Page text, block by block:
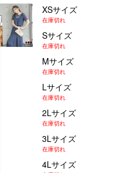
XSサイズ
在庫切れ
Sサイズ
在庫切れ
Mサイズ
在庫切れ
Lサイズ
在庫切れ
2Lサイズ
在庫切れ
3Lサイズ
在庫切れ
4Lサイズ